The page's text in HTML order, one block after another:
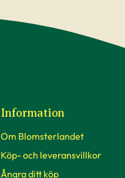
Information
Om Blomsterlandet
Köp- och leveransvillkor
Ångra ditt köp